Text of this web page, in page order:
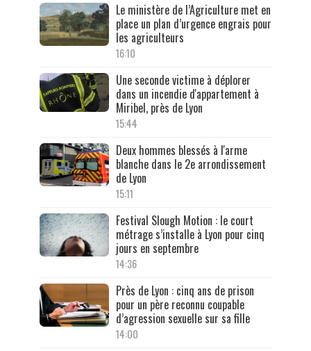
Le ministère de l’Agriculture met en
place un plan d’urgence engrais pour
les agriculteurs
16:10
Une seconde victime à déplorer
dans un incendie d'appartement à
Miribel, près de Lyon
15:44
Deux hommes blessés à l'arme
blanche dans le 2e arrondissement
de Lyon
15:11
Festival Slough Motion : le court
métrage s’installe à Lyon pour cinq
jours en septembre
14:36
Près de Lyon : cinq ans de prison
pour un père reconnu coupable
d’agression sexuelle sur sa fille
14:00